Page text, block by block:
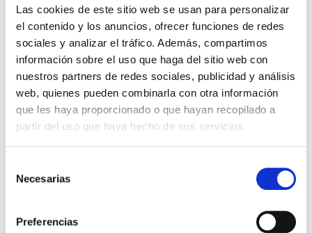
Las cookies de este sitio web se usan para personalizar
el contenido y los anuncios, ofrecer funciones de redes
sociales y analizar el tráfico. Además, compartimos
información sobre el uso que haga del sitio web con
nuestros partners de redes sociales, publicidad y análisis
web, quienes pueden combinarla con otra información
que les haya proporcionado o que hayan recopilado a
partir del uso que haya hecho de sus servicios.
Necesarias
Preferencias
Otros títulos del autor
El diario de Álex 3: ¡Álex,
Gente Común Perdidos y